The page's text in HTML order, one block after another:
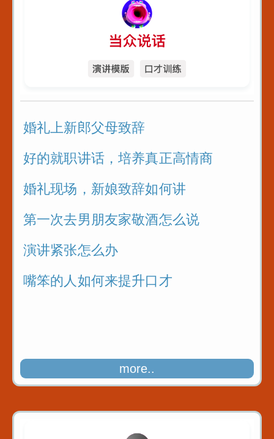
婚礼上新郎父母致辞
好的就职讲话，培养真正高情商
婚礼现场，新娘致辞如何讲
第一次去男朋友家敬酒怎么说
演讲紧张怎么办
嘴笨的人如何来提升口才
more..